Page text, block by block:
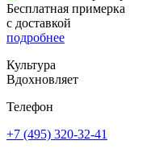
Бесплатная примерка
с доставкой
подробнее
Культура
Вдохновляет
Телефон
+7 (495) 320-32-41